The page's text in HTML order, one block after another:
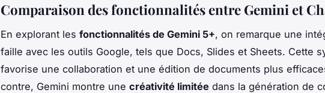
Comparaison des fonctionnalités entre Gemini et
En explorant les fonctionnalités de Gemini 5+, on remarque une
faille avec les outils Google, tels que Docs, Slides et Sheets. Cette
favorise une collaboration et une édition de documents plus
contre, Gemini montre une créativité limitée dans la génération de